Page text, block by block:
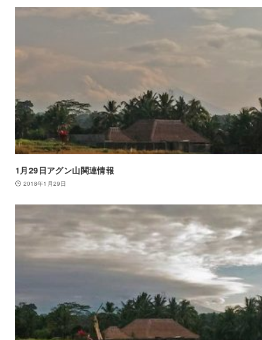
1月29日アグン山関連情報
2018年1月29日